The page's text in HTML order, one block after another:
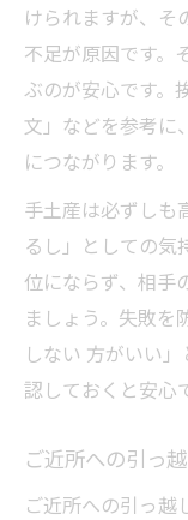
けられますが、そ
不足が原因です。
ぶのが安心です。
文」などを参考に
につながります。
手土産は必ずしも
るし」としての気
位にならず、相手
ましょう。失敗を
しない 方がいい
認しておくと安心
ご近所への引っ
ご近所への引っ越